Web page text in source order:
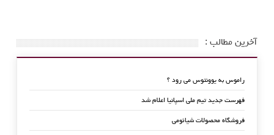
آخرین مطالب :
راموس به یوونتوس می رود ؟
فهرست جدید تیم ملی اسپانیا اعلام شد
فروشگاه محصولات شیائومی